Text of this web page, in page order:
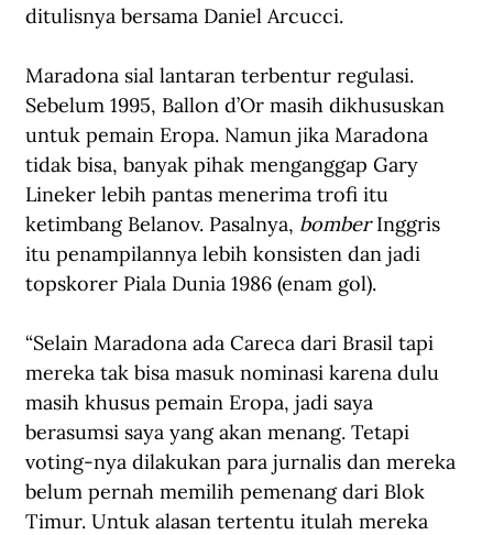
ditulisnya bersama Daniel Arcucci.
Maradona sial lantaran terbentur regulasi.
Sebelum 1995, Ballon d’Or masih dikhususkan
untuk pemain Eropa. Namun jika Maradona
tidak bisa, banyak pihak menganggap Gary
Lineker lebih pantas menerima trofi itu
ketimbang Belanov. Pasalnya, bomber Inggris
itu penampilannya lebih konsisten dan jadi
topskorer Piala Dunia 1986 (enam gol).
“Selain Maradona ada Careca dari Brasil tapi
mereka tak bisa masuk nominasi karena dulu
masih khusus pemain Eropa, jadi saya
berasumsi saya yang akan menang. Tetapi
voting-nya dilakukan para jurnalis dan mereka
belum pernah memilih pemenang dari Blok
Timur. Untuk alasan tertentu itulah mereka